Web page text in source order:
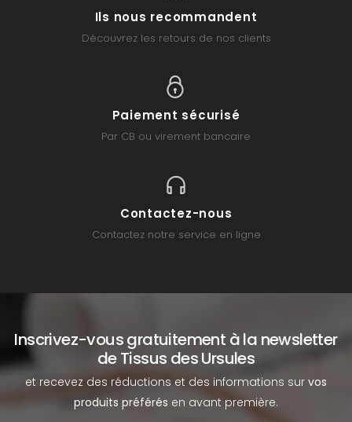
Ils nous recommandent
Découvrez les retours de nos clients
Paiement sécurisé
Par CB ou virement bancaire
Contactez-nous
Contactez notre service en ligne
Inscrivez-vous gratuitement à la newsletter
de Tissus des Ursules
et recevez des réductions et des informations sur vos
produits préférés en avant première.